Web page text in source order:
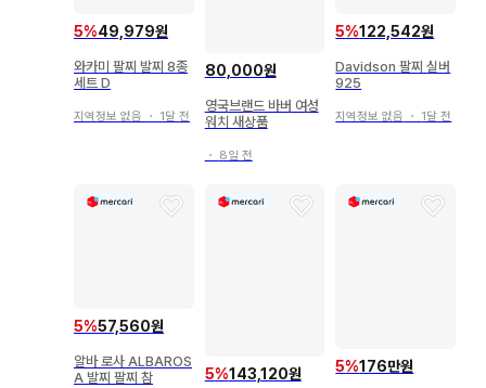
5%49,979원
와카미 팔찌 발찌 8종
세트 D
지역정보 없음 ・ 1달 전
80,000원
영국브랜드 바버 여성
워치 새상품
・ 8일 전
5%122,542원
Davidson 팔찌 실버
925
지역정보 없음 ・ 1달 전
5%57,560원
알바 로사 ALBAROS
A 발찌 팔찌 참
5%143,120원 5%176만원